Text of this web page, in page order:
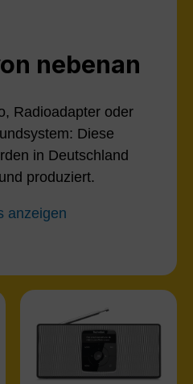
nebenan
Radioadapter oder
Diese
in Deutschland
produziert.
anzeigen